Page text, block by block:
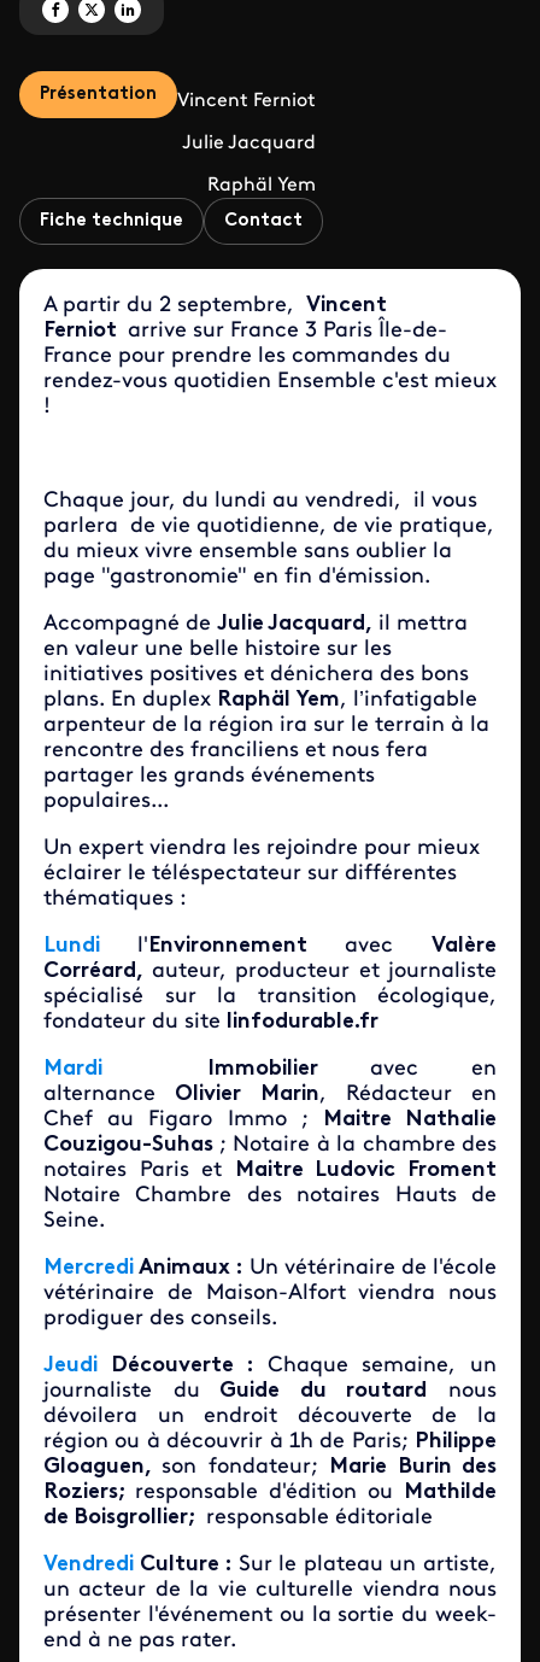
Partagez ' Ensemble c'est mieux ! ' sur Facebook
Partagez ' Ensemble c'est mieux ! ' sur X
Partagez ' Ensemble c'est mieux ! ' sur LinkedIn
Présentation Vincent Ferniot
Julie Jacquard
Raphäl Yem
Fiche technique Contact
A partir du 2 septembre, Vincent
Ferniot arrive sur France 3 Paris Île-de-
France pour prendre les commandes du
rendez-vous quotidien Ensemble c'est mieux
!
Chaque jour, du lundi au vendredi, il vous
parlera de vie quotidienne, de vie pratique,
du mieux vivre ensemble sans oublier la
page "gastronomie" en fin d'émission.
Accompagné de Julie Jacquard, il mettra
en valeur une belle histoire sur les
initiatives positives et dénichera des bons
plans. En duplex Raphäl Yem, l’infatigable
arpenteur de la région ira sur le terrain à la
rencontre des franciliens et nous fera
partager les grands événements
populaires...
Un expert viendra les rejoindre pour mieux
éclairer le téléspectateur sur différentes
thématiques :
Lundi l'Environnement avec Valère
Corréard, auteur, producteur et journaliste
spécialisé sur la transition écologique,
fondateur du site linfodurable.fr
Mardi Immobilieravec en
alternance Olivier Marin, Rédacteur en
Chef au Figaro Immo ;
Maitre Nathalie
Couzigou-Suhas ; Notaire à la chambre des
notaires Paris et
Maitre Ludovic Froment
Notaire Chambre des notaires Hauts de
Seine.
MercrediAnimaux : Un vétérinaire de l'école
vétérinaire de Maison-Alfort viendra nous
prodiguer des conseils.
Jeudi Découverte : Chaque semaine, un
journaliste du Guide du routard nous
dévoilera un endroit découverte de la
région ou à découvrir à 1h de Paris; Philippe
Gloaguen, son fondateur; Marie Burin des
Roziers; responsable d'édition ou
Mathilde
de Boisgrollier; responsable éditoriale
Vendredi Culture : Sur le plateau un artiste,
un acteur de la vie culturelle viendra nous
présenter l'événement ou la sortie du week-
end à ne pas rater.